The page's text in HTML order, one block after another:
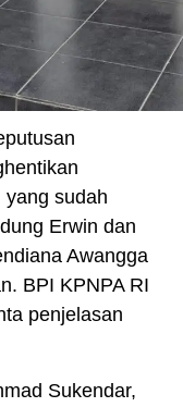
yang sudah
Erwin dan
Awangga
BPI KPNPA RI
penjelasan
Sukendar,